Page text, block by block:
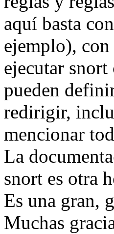
aquí basta
ejemplo), con
ejecutar
pueden
redirigir,
mencionar
La
snort es otra
Es una gran,
Muchas